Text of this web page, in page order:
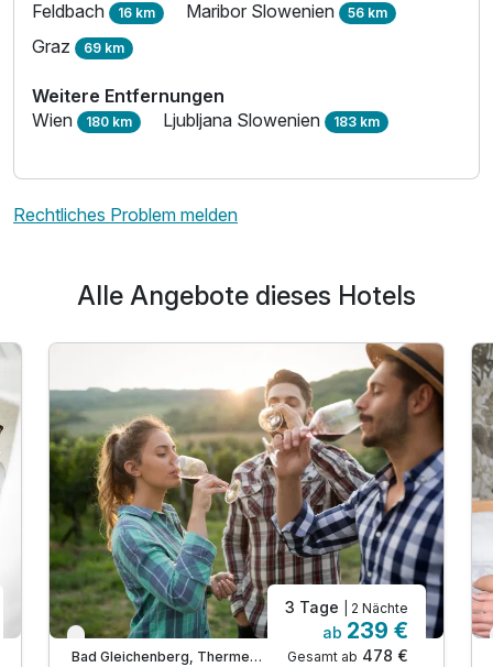
Feldbach 16 km Maribor Slowenien 56 km
Graz 69 km
Weitere Entfernungen
Wien 180 km Ljubljana Slowenien 183 km
Rechtliches Problem melden
Alle Angebote dieses Hotels
Nur noch bis Oktober
Bad Gleichenberg, Thermen- & Vulkanland Steiermark
3 Tage | 2 Nächte
ab 239 €
Gesamt ab 478 €